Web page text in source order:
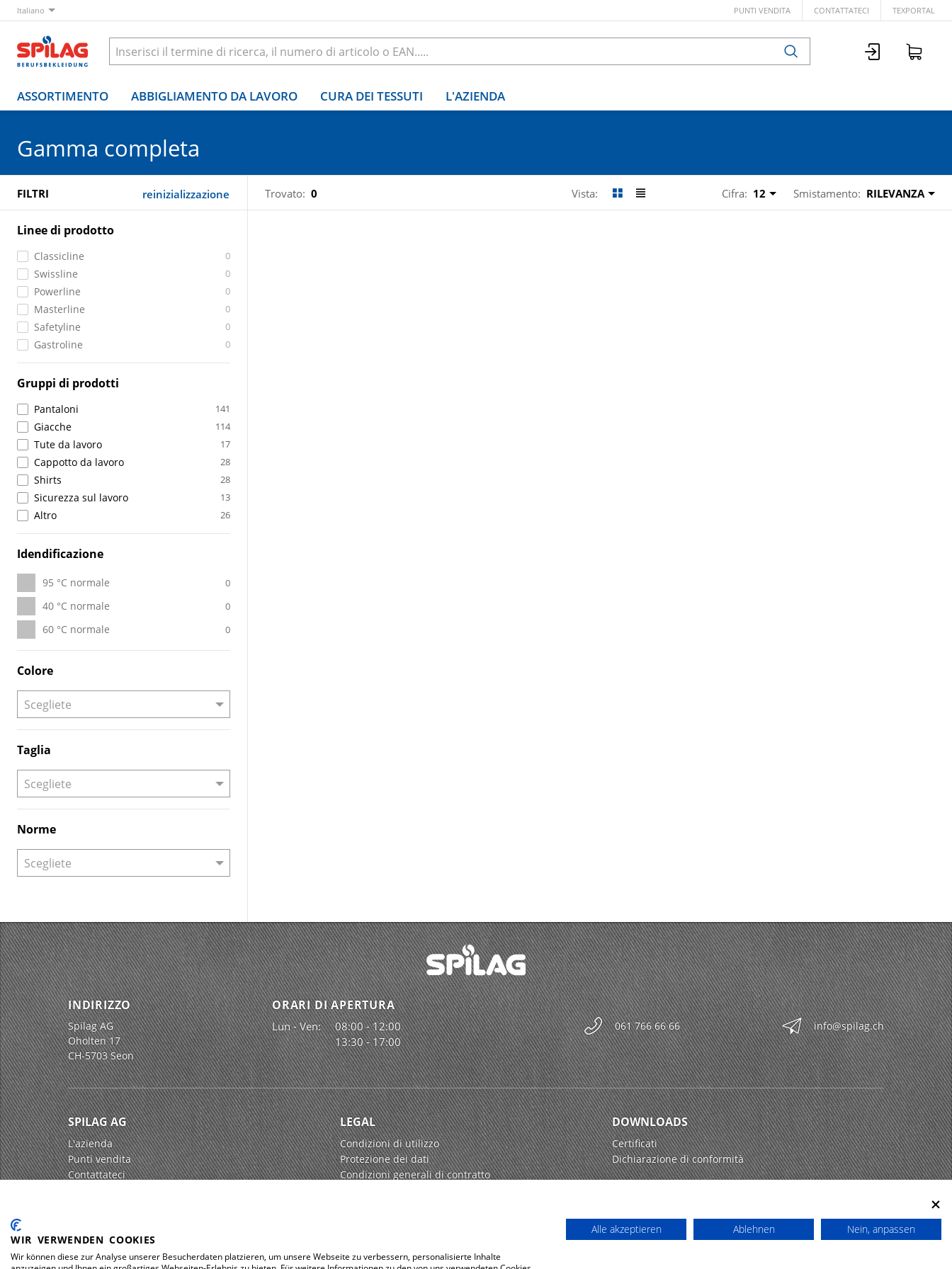
Italiano PUNTI VENDITA CONTATTATECI TEXPORTAL
ASSORTIMENTO ABBIGLIAMENTO DA LAVORO CURA DEI TESSUTI L'AZIENDA
Gamma completa
FILTRI reinizializzazione Trovato: 0 Vista: Cifra: 12 Smistamento: RILEVANZA
Linee di prodotto
Classicline 0
Swissline 0
Powerline 0
Masterline 0
Safetyline 0
Gastroline 0
Gruppi di prodotti
Pantaloni 141
Giacche 114
Tute da lavoro 17
Cappotto da lavoro 28
Shirts 28
Sicurezza sul lavoro 13
Altro 26
Idendificazione
95 °C normale 0
40 °C normale 0
60 °C normale 0
Colore
Taglia
Norme
INDIRIZZO
Spilag AG
Oholten 17
CH-5703 Seon
ORARI DI APERTURA
Lun - Ven:
08:00 - 12:00
13:30 - 17:00
061 766 66 66 info@spilag.ch
SPILAG AG
L'azienda
Punti vendita
Contattateci
LEGAL
Condizioni di utilizzo
Protezione dei dati
Condizioni generali di contratto
DOWNLOADS
Certificati
Dichiarazione di conformità
Impressum Protezione dei dati
WIR VERWENDEN COOKIES
Wir können diese zur Analyse unserer Besucherdaten platzieren, um unsere Webseite zu verbessern, personalisierte Inhalte
Alle akzeptieren Ablehnen Nein, anpassen